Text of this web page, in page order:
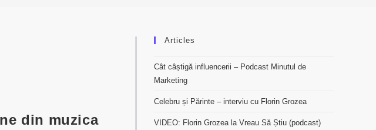
din muzica
Articles
Cât câștigă influencerii – Podcast Minutul de
Marketing
Celebru și Părinte – interviu cu Florin Grozea
VIDEO: Florin Grozea la Vreau Să Știu (podcast)